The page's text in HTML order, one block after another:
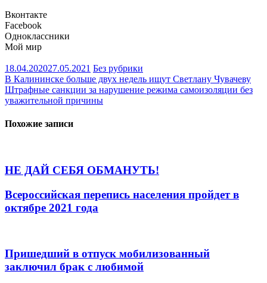
Вконтакте
Facebook
Одноклассники
Мой мир
18.04.202027.05.2021 Без рубрики
Навигация
по
В Калининске больше двух недель ищут Светлану Чувачеву
Штрафные санкции за нарушение режима самоизоляции без
уважительной причины
Похожие записи
НЕ ДАЙ СЕБЯ ОБМАНУТЬ!
Всероссийская перепись населения пройдет в
октябре 2021 года
Пришедший в отпуск мобилизованный
заключил брак с любимой